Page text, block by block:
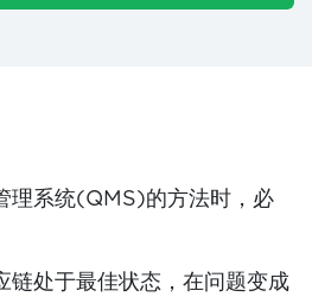
理系统(QMS)的方法时，必
链处于最佳状态，在问题变成